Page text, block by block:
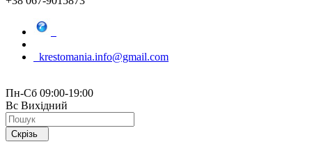
krestomania.info@gmail.com
Пн-Сб 09:00-19:00
Вс Вихідний
Скрізь